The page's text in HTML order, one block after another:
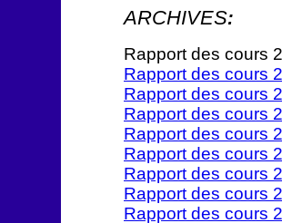
ARCHIVES:
Rapport des cours
Rapport des cours
Rapport des cours
Rapport des cours
Rapport des cours
Rapport des cours
Rapport des cours
Rapport des cours
Rapport des cours